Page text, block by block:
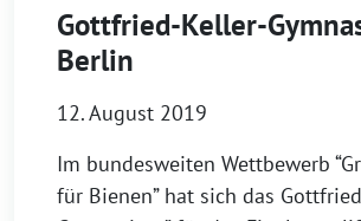
Gottfried-Keller-
Berlin
12. August 2019
Im bundesweiten Wettbewerb
für Bienen” hat sich das